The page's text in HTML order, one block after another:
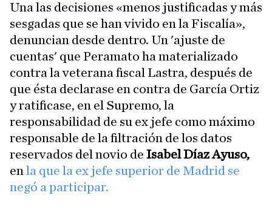
Una las decisiones «menos justificadas y más
sesgadas que se han vivido en la Fiscalía»,
denuncian desde dentro. Un 'ajuste de
cuentas' que Peramato ha materializado
contra la veterana fiscal Lastra, después de
que ésta declarase en contra de García Ortiz
y ratificase, en el Supremo, la
responsabilidad de su ex jefe como máximo
responsable de la filtración de los datos
reservados del novio de Isabel Díaz Ayuso,
en la que la ex jefe superior de Madrid se
negó a participar.